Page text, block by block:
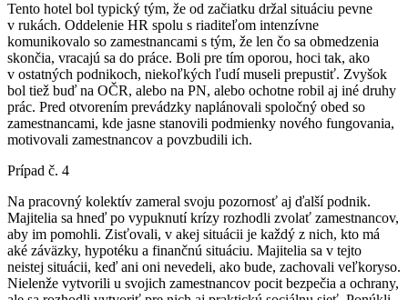
Tento hotel bol typický tým, že od začiatku držal situáciu pevne
v rukách. Oddelenie HR spolu s riaditeľom intenzívne
komunikovalo so zamestnancami s tým, že len čo sa obmedzenia
skončia, vracajú sa do práce. Boli pre tím oporou, hoci tak, ako
v ostatných podnikoch, niekoľkých ľudí museli prepustiť. Zvyšok
bol tiež buď na OČR, alebo na PN, alebo ochotne robil aj iné druhy
prác. Pred otvorením prevádzky naplánovali spoločný obed so
zamestnancami, kde jasne stanovili podmienky nového fungovania,
motivovali zamestnancov a povzbudili ich.
Prípad č. 4
Na pracovný kolektív zameral svoju pozornosť aj ďalší podnik.
Majitelia sa hneď po vypuknutí krízy rozhodli zvolať zamestnancov,
aby im pomohli. Zisťovali, v akej situácii je každý z nich, kto má
aké záväzky, hypotéku a finančnú situáciu. Majitelia sa v tejto
neistej situácii, keď ani oni nevedeli, ako bude, zachovali veľkoryso.
Nielenže vytvorili u svojich zamestnancov pocit bezpečia a ochrany,